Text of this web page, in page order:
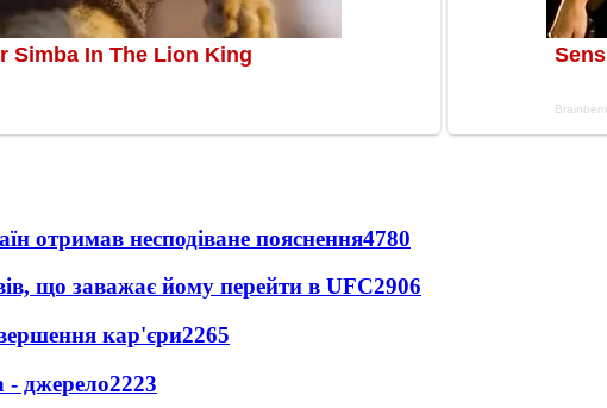
отримав несподіване пояснення4780
що заважає йому перейти в UFC2906
кар'єри2265
джерело2223